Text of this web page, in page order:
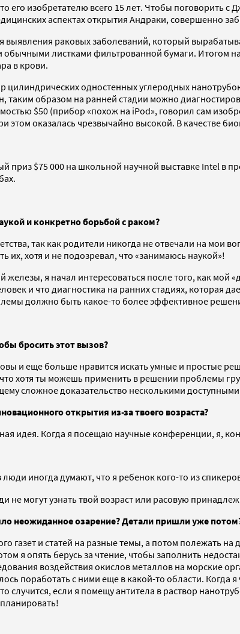
его изобретателю всего 15 лет. Чтобы поговорить
аспектах открытия Андраки, совершенно
раковых заболеваний, который
обычными листками фильтрованной бумаги. Итогом
в крови.
цилиндрических одностенных углеродных
таким образом на ранней стадии можно
$50 (прибор «похож на iPod», говорил сам
этом оказалась чрезвычайно высокой. В качестве
приз $75 000 на школьной научной выставке Intel
и конкретно борьбой с раком?
так как родители никогда не отвечали на мои
их, хотя и не подозревал, что «занимаюсь наукой»!
я начал интересоваться после того, как
и что диагностика на ранних стадиях, которая
должно быть какое-то более эффективное
бросить этот вызов?
и еще больше нравится искать умные и простые
хотя ты можешь применить в решении проблемы
сложное доказательство несколькими
открытия из-за твоего возраста?
идея. Когда я посещаю научные конференции, я,
иногда думают, что я ребенок кого-то из
не могут узнать твой возраст или расовую
неожиданное озарение? Детали пришли уже
газет и статей на разные темы, а потом полежать
я опять берусь за чтение, чтобы заполнить
воздействия окислов металлов на морские
поработать с ними еще в какой-то области. Когда
случится, если я помещу антитела в раствор